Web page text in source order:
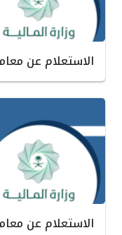
الاستعلام عن
الاستعلام عن